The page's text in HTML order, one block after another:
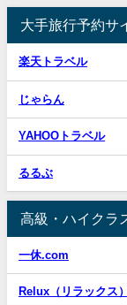
大手旅行予約サ
楽天トラベル
じゃらん
YAHOOトラベル
るるぶ
高級・ハイクラ
一休.com
Relux（リラックス）